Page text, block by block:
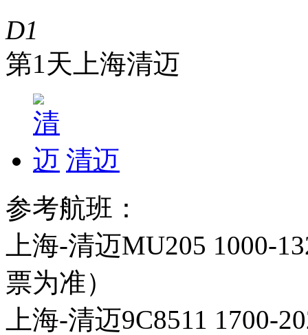
D1
第1天 上海清迈
清迈
参考航班：
上海-清迈MU205 1000-
票为准）
上海-清迈9C8511 1700-